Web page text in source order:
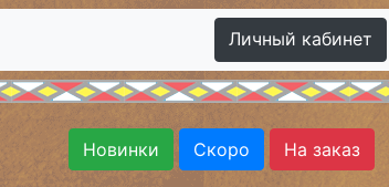
Личный кабинет
Новинки Скоро На заказ